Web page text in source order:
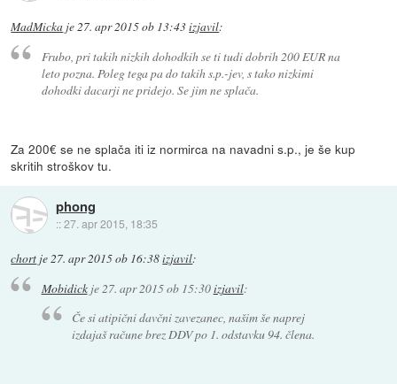
MadMicka je27. apr 2015 ob 13:43izjavil:
Frubo, pri takih nizkih dohodkih se ti tudi dobrih 200 EUR na
leto pozna. Poleg tega pa do takih s.p.-jev, s tako nizkimi
dohodki dacarji ne pridejo. Se jim ne splača.
Za 200€ se ne splača iti iz normirca na navadni s.p., je še kup
skritih stroškov tu.
phong
::27. apr 2015, 18:35
chort je27. apr 2015 ob 16:38izjavil:
Mobidickje27. apr 2015 ob 15:30izjavil:
Če si atipični davčni zavezanec, našim še naprej
izdajaš račune brez DDV po 1. odstavku 94. člena.